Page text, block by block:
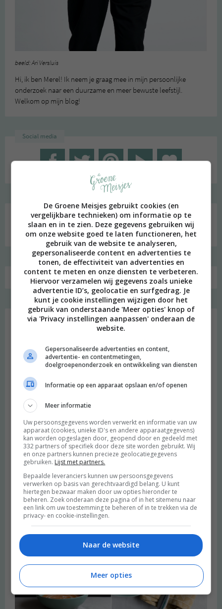
beeld: Ari Versluis
Hi, ik ben Merel! Ik neem je graag mee in mijn persoonlijke
onderzoek naar een duurzame en meer bewuste leefstijl.
Welkom op mijn blog!
Social media
Zoeken
naar:
Favoriet
Heimwee
De Groene Meisjes gebruikt cookies (en
vergelijkbare technieken) om informatie op te
slaan en in te zien. Deze gegevens gebruiken wij
om onze website goed te laten functioneren, het
gebruik van de website te analyseren,
gepersonaliseerde content en advertenties te
tonen, de effectiviteit van advertenties en
content te meten en onze diensten te verbeteren.
Hiervoor verzamelen wij gegevens zoals unieke
advertentie ID’s, geolocatie en surfgedrag. Je
kunt je cookie instellingen wijzigen door het
gebruik van onderstaande 'Meer opties' knop of
via 'Privacy instellingen aanpassen' onderaan de
website.
Gepersonaliseerde advertenties en content,
advertentie- en contentmetingen,
doelgroepenonderzoek en ontwikkeling van diensten
Informatie op een apparaat opslaan en/of openen
Meer informatie
Uw persoonsgegevens worden verwerkt en informatie van uw
apparaat (cookies, unieke ID's en andere apparaatgegevens)
kan worden opgeslagen door, geopend door en gedeeld met
332 partners of specifiek door deze site worden gebruikt. Wij
en onze partners kunnen precieze geolocatiegegevens
gebruiken. Lijst met partners.
Bepaalde leveranciers kunnen uw persoonsgegevens
verwerken op basis van gerechtvaardigd belang. U kunt
hiertegen bezwaar maken door uw opties hieronder te
beheren. Zoek onderaan deze pagina of in het sitemenu naar
een link om uw toestemming te beheren of in te trekken via de
privacy- en cookie-instellingen.
Naar de website
Meer opties